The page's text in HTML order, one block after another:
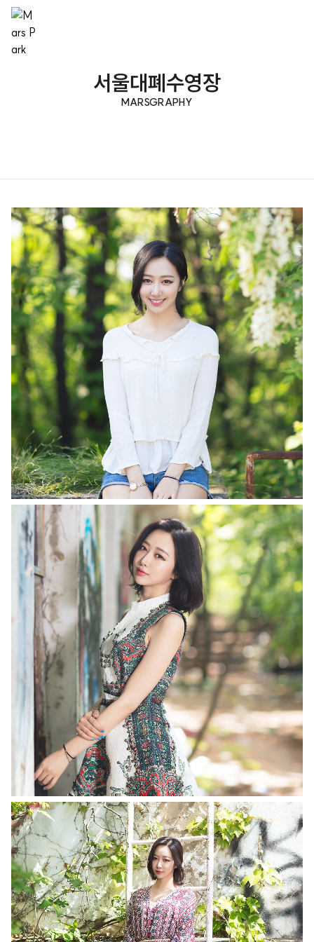
서울대폐수영장
MARSGRAPHY